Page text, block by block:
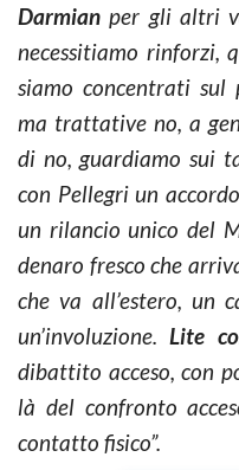
Darmian per gli altri
necessitiamo rinforzi,
siamo concentrati sul
ma trattative no, a
di no, guardiamo sui
con Pellegri un
un rilancio unico del
denaro fresco che
che va all’estero, un
un’involuzione. Lite
dibattito acceso, con
là del confronto
contatto fisico”.